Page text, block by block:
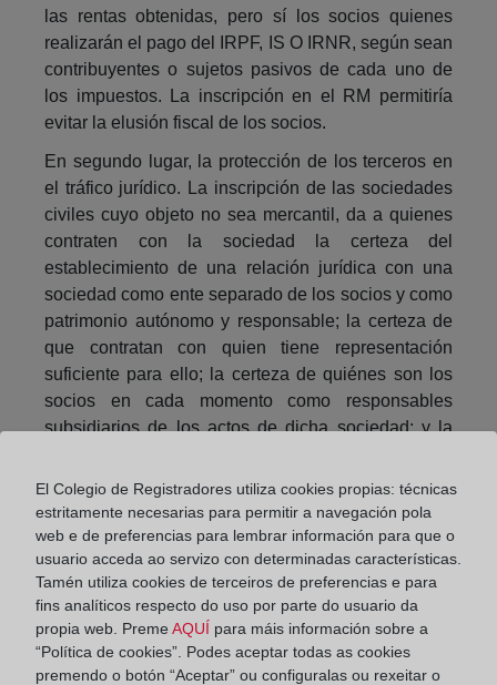
las rentas obtenidas, pero sí los socios quienes
realizarán el pago del IRPF, IS O IRNR, según sean
contribuyentes o sujetos pasivos de cada uno de
los impuestos. La inscripción en el RM permitiría
evitar la elusión fiscal de los socios.
En segundo lugar, la protección de los terceros en
el tráfico jurídico. La inscripción de las sociedades
civiles cuyo objeto no sea mercantil, da a quienes
contraten con la sociedad la certeza del
establecimiento de una relación jurídica con una
sociedad como ente separado de los socios y como
patrimonio autónomo y responsable; la certeza de
que contratan con quien tiene representación
suficiente para ello; la certeza de quiénes son los
socios en cada momento como responsables
subsidiarios de los actos de dicha sociedad; y la
pero no inscritos y no publicados en el BORME.
En tercer lugar, la protección de la sociedad en el
tráfico jurídico. La inscripción de las sociedades
civiles cuyo objeto no sea mercantil, da a la
sociedad el control sobre los actos y contratos que
celebre; para inscribir actos o contratos relativos a
un sujeto inscribible será precisa la previa
inscripción del sujeto; para inscribir actos o
El Colegio de Registradores utiliza cookies propias: técnicas
estritamente necesarias para permitir a navegación pola
web e de preferencias para lembrar información para que o
usuario acceda ao servizo con determinadas características.
Tamén utiliza cookies de terceiros de preferencias e para
fins analíticos respecto do uso por parte do usuario da
propia web. Preme AQUÍ para máis información sobre a
“Política de cookies”. Podes aceptar todas as cookies
premendo o botón “Aceptar” ou configuralas ou rexeitar o